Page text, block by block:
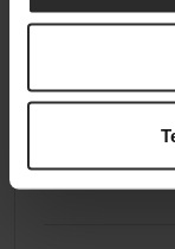
Altitude não
Certificação